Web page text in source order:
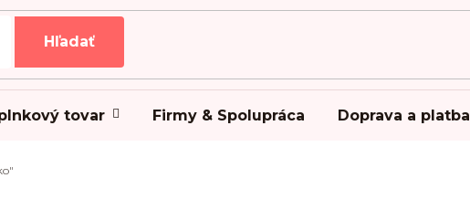
Hľadať
tovar Firmy & Spolupráca Doprava a platba